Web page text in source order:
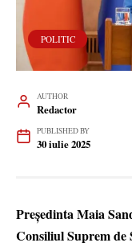
POLITIC
AUTHOR
Redactor
PUBLISHED BY
30 iulie 2025
Președinta Maia
Consiliul Suprem de